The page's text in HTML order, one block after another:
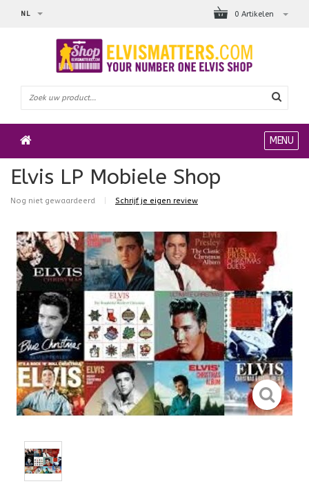
0 Artikelen
NL
MENU
Elvis LP Mobiele Shop
Nog niet gewaardeerd Schrijf je eigen review